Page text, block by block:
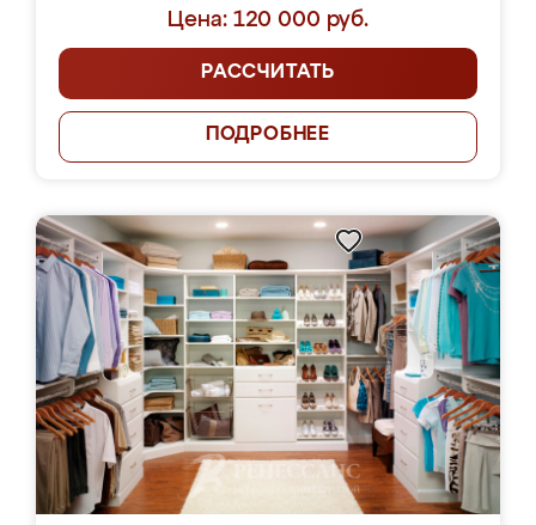
Цена: 120 000 руб.
РАССЧИТАТЬ
ПОДРОБНЕЕ